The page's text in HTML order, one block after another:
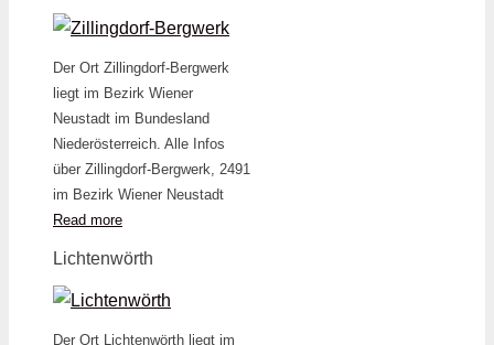
Der Ort Zillingdorf-Bergwerk
liegt im Bezirk Wiener
Neustadt im Bundesland
Niederösterreich. Alle Infos
über Zillingdorf-Bergwerk, 2491
im Bezirk Wiener Neustadt
Read more
Lichtenwörth
Der Ort Lichtenwörth liegt im